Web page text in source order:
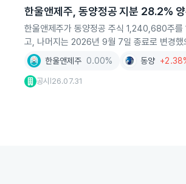
한울앤제주, 동양정공 지분 28.2%
한울앤제주가 동양정공 주식 1,240,680주
고, 나머지는 2026년 9월 7일 종료로 변경했
한울앤제주 0.00% 동양
공시 26.07.31